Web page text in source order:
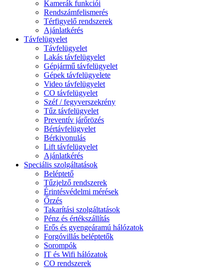
Kamerák funkciói
Rendszámfelismerés
Térfigyelő rendszerek
Ajánlatkérés
Távfelügyelet
Távfelügyelet
Lakás távfelügyelet
Gépjármű távfelügyelet
Gépek távfelügyelete
Video távfelügyelet
CO távfelügyelet
Széf / fegyverszekrény
Tűz távfelügyelet
Preventív járőrözés
Bértávfelügyelet
Bérkivonulás
Lift távfelügyelet
Ajánlatkérés
Speciális szolgáltatások
Beléptető
Tűzjelző rendszerek
Érintésvédelmi mérések
Őrzés
Takarítási szolgáltatások
Pénz és értékszállítás
Erős és gyengeáramú hálózatok
Forgóvillás beléptetők
Sorompók
IT és Wifi hálózatok
CO rendszerek